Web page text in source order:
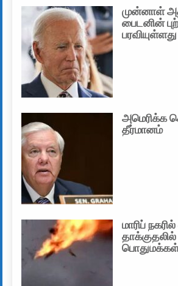
முன்னாள்
பைடனின்
பரவியுள்ளது
அமெரிக்க
தீர்மானம்
மாரிப்